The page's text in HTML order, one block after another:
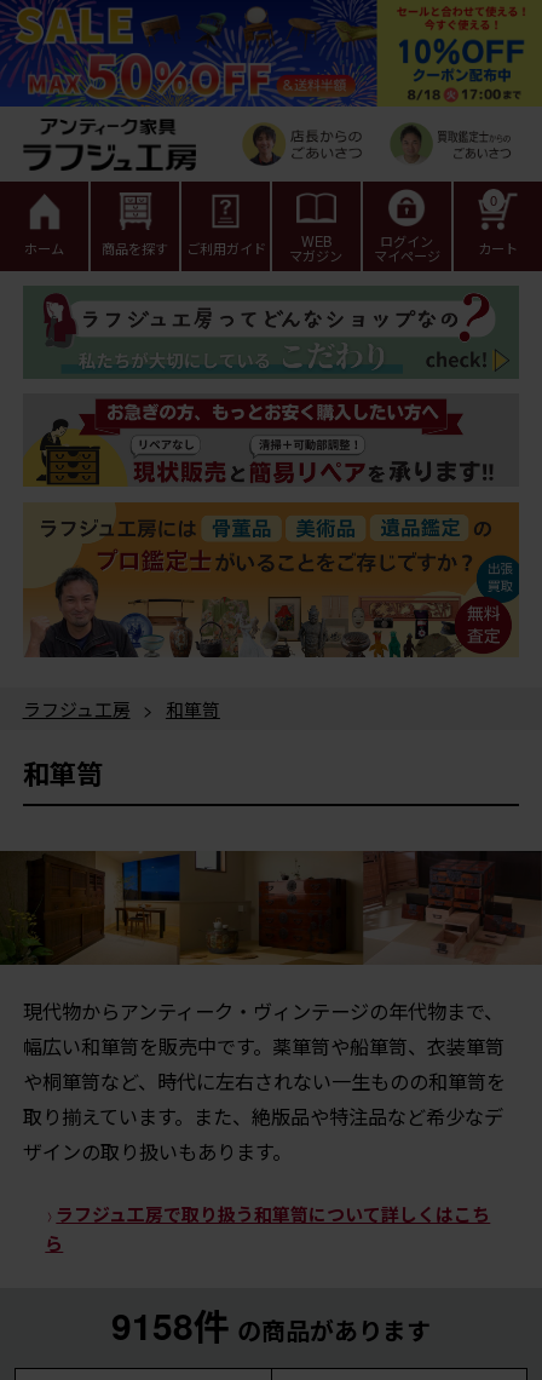
ホーム 商品を探す ご利用ガイド WEB
マガジン
ログイン
マイページ カート
0
ラフジュ工房 > 和箪笥
和箪笥
現代物からアンティーク・ヴィンテージの年代物まで、
幅広い和箪笥を販売中です。薬箪笥や船箪笥、衣装箪笥
や桐箪笥など、時代に左右されない一生ものの和箪笥を
取り揃えています。また、絶版品や特注品など希少なデ
ザインの取り扱いもあります。
ラフジュ工房で取り扱う和箪笥について詳しくはこち
ら
9158件 の商品があります